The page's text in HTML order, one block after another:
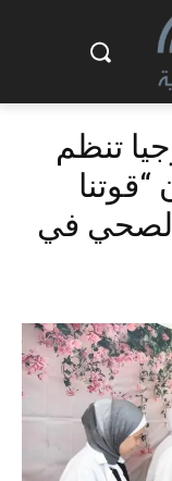
تنظم
“قوتنا
الصحي في